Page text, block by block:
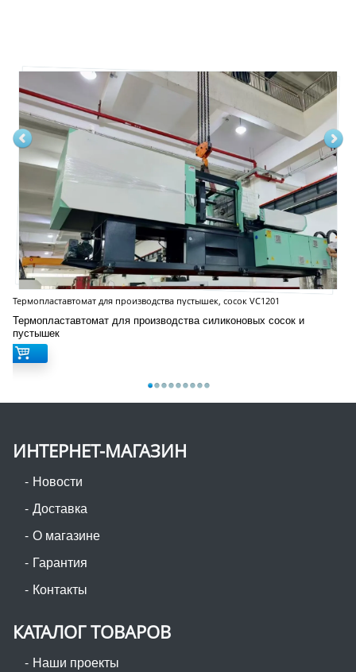
Термопластавтомат для производства пустышек, сосок VC1201
Термопластавтомат для производства силиконовых сосок и
пустышек
ИНТЕРНЕТ-МАГАЗИН
Новости
Доставка
О магазине
Гарантия
Контакты
КАТАЛОГ ТОВАРОВ
Наши проекты